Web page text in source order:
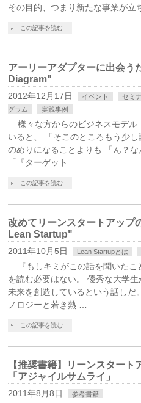
その目的、つまり新たな事業が立
この記事を読む
アーリーアダプターに出会う
Diagram"
2012年12月17日 イベント セミ
グラム
実践事例
様々な方からのビジネスモデル
いると、 「そこのところもう少
のめりになることよりも 「ん？
「『ターゲット …
この記事を読む
改めてリーンスタートアップ
Lean Startup"
2011年10月5日 Lean Startupとは
『もしキミがこの話を聞いたこ
を読む必要はない。 優秀な大学
未来を創造しているという話しだ
ノロジーと若き熱 …
この記事を読む
【推奨書籍】リーンスター
「アジャイルサムライ」
2011年8月8日 参考書籍